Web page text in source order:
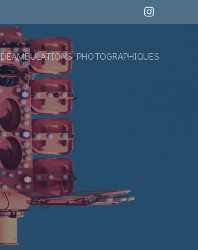
DÉAMBULATIONS PHOTOGRAPHIQUES